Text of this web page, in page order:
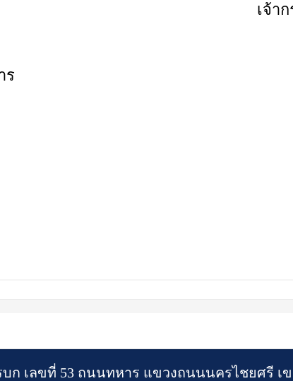
เจ้
ร
ก เลขที่ 53 ถนนทหาร แขวงถนนนครไชยศรี เ